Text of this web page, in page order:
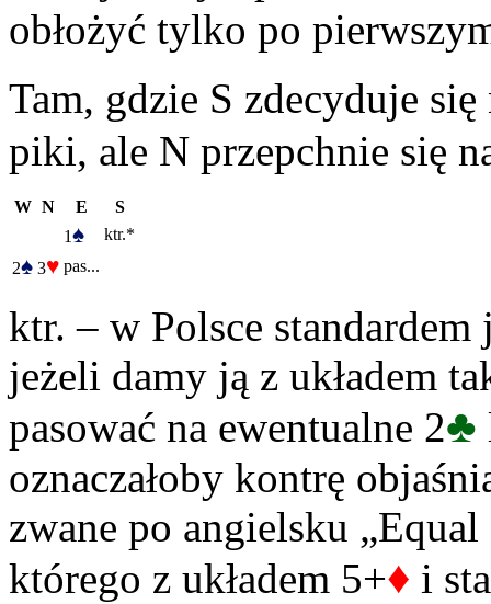
obłożyć tylko po
Tam, gdzie S zdecyduje
piki, ale N przepchnie się
W N E
S
1♠
ktr.*
2♠ 3♥ pas...
ktr. – w Polsce standardem
jeżeli damy ją z układem
pasować na ewentualne 2♣
oznaczałoby kontrę
zwane po angielsku
którego z układem 5+♦ i